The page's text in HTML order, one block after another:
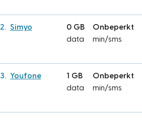
Simyo
0 GB
data
Onbeperkt
min/sms
Youfone
1 GB
data
Onbeperkt
min/sms